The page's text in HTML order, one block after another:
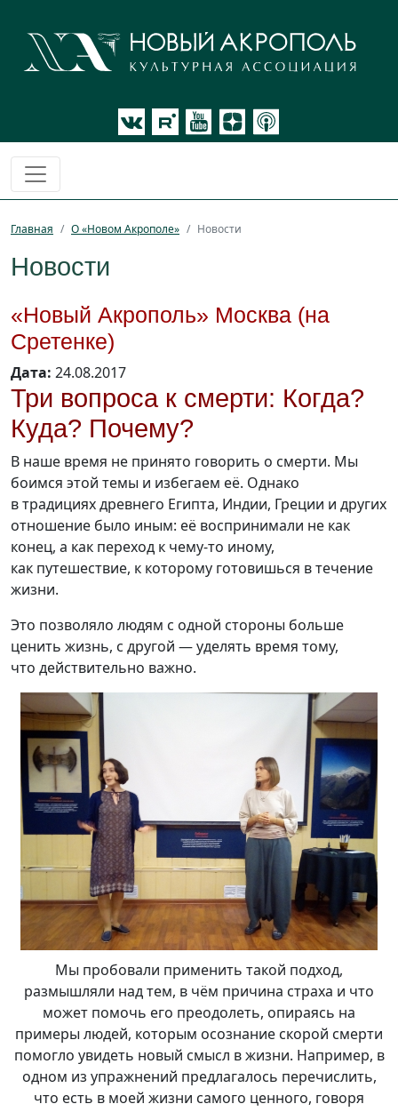
Главная О «Новом Акрополе» Новости
Новости
«Новый Акрополь» Москва (на
Сретенке)
Дата: 24.08.2017
Три вопроса к смерти: Когда?
Куда? Почему?
В наше время не принято говорить о смерти. Мы
боимся этой темы и избегаем её. Однако
в традициях древнего Египта, Индии, Греции и других
отношение было иным: её воспринимали не как
конец, а как переход к чему-то иному,
как путешествие, к которому готовишься в течение
жизни.
Это позволяло людям с одной стороны больше
ценить жизнь, с другой — уделять время тому,
что действительно важно.
Мы пробовали применить такой подход,
размышляли над тем, в чём причина страха и что
может помочь его преодолеть, опираясь на
примеры людей, которым осознание скорой смерти
помогло увидеть новый смысл в жизни. Например, в
одном из упражнений предлагалось перечислить,
что есть в моей жизни самого ценного, говоря